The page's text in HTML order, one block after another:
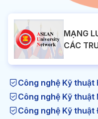
MẠNG
CÁC
Công nghệ Kỹ thuật
Công nghệ Kỹ thuật
Công nghệ Kỹ thuật